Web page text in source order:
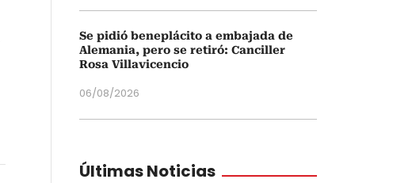
Se pidió beneplácito a embajada de
Alemania, pero se retiró: Canciller
Rosa Villavicencio
06/08/2026
Últimas Noticias